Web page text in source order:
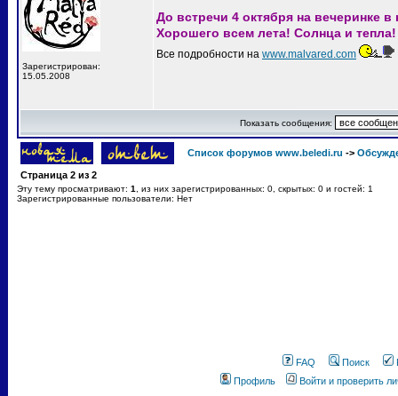
Зарегистрирован:
15.05.2008
До встречи 4 октября на вечеринке
Хорошего всем лета! Солнца и
Все подробности на www.malvared.com
Показать сообщения:
Список форумов www.beledi.ru ->
Страница 2 из 2
Эту тему просматривают: 1
, из них зарегистрированных: 0, скрытых: 0 и гостей: 1
Зарегистрированные пользователи: Нет
FAQ Поиск
Профиль
Войти и проверить